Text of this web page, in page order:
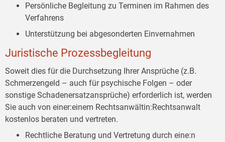
Persönliche Begleitung zu Terminen im Rahmen des
Verfahrens
Unterstützung bei abgesonderten Einvernahmen
Juristische Prozessbegleitung
Soweit dies für die Durchsetzung Ihrer Ansprüche (z.B.
Schmerzengeld – auch für psychische Folgen – oder
sonstige Schadenersatzansprüche) erforderlich ist, werden
Sie auch von einer:einem Rechtsanwältin:Rechtsanwalt
kostenlos beraten und vertreten.
Rechtliche Beratung und Vertretung durch eine:n